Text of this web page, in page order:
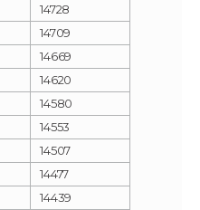
14728
14709
14669
14620
14580
14553
14507
14477
14439